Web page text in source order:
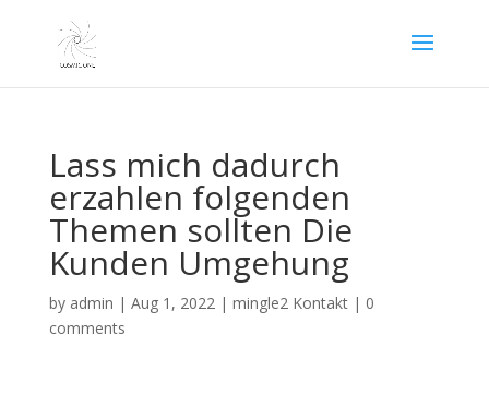
Lass mich dadurch
erzahlen folgenden
Themen sollten Die
Kunden Umgehung
by admin | Aug 1, 2022| mingle2 Kontakt| 0
comments